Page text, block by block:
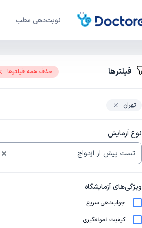
نوبت‌دهی مطب
فیلترها حذف همه فیلترها
تهران
نوع آزمایش
ویژگی‌های آزمایشگاه
جواب‌دهی سریع
کیفیت نمونه‌گیری